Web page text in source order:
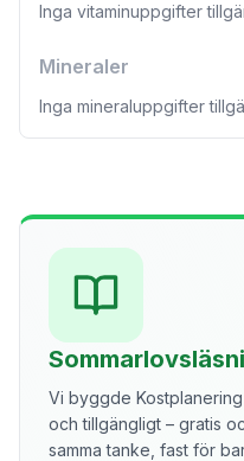
Inga vitaminuppgifter
Mineraler
Inga mineraluppgifter
Vi byggde
och tillgängligt – gratis
samma tanke, fast för